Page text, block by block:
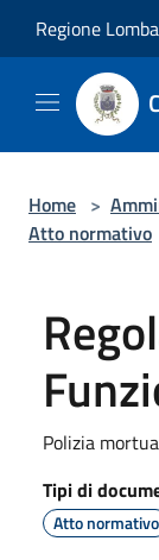
Regione
Home >
Atto normativo
Polizia
Tipi di
Atto normativo